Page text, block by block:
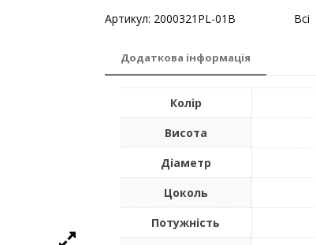
Артикул: 2000321PL-01B Bсі
Додаткова інформація
Колір
Висота
Діаметр
Цоколь
Потужність